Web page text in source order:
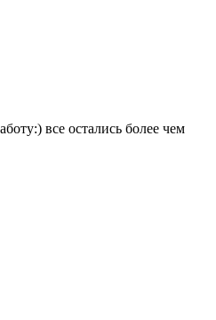
все остались более чем